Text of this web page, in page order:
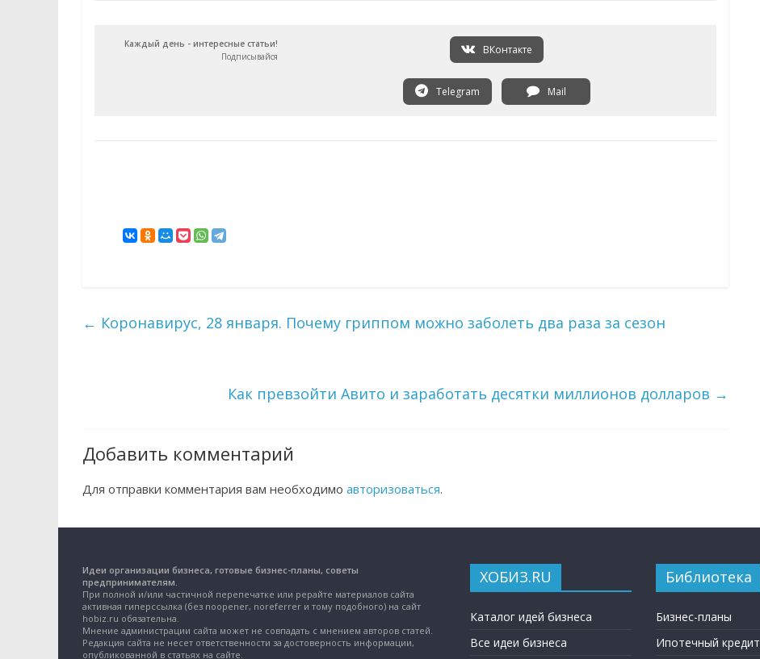
Каждый день - интересные статьи!
Подписывайся
ВКонтакте
Telegram Mail
← Коронавирус, 28 января. Почему гриппом можно заболеть два раза за сезон
Как превзойти Авито и заработать десятки миллионов долларов →
Добавить комментарий
Для отправки комментария вам необходимо авторизоваться.
Идеи организации бизнеса, готовые бизнес-планы, советы
предпринимателям.
При полной и/или частичной перепечатке или рерайте материалов сайта
активная гиперссылка (без noopener, noreferrer и тому подобного) на сайт
hobiz.ru обязательна.
Мнение администрации сайта может не совпадать с мнением авторов статей.
Редакция сайта не несет ответственности за достоверность информации,
опубликованной в статьях на сайте.
ХОБИЗ.RU
Каталог идей бизнеса
Все идеи бизнеса
Библиотека
Бизнес-планы
Ипотечный кредит